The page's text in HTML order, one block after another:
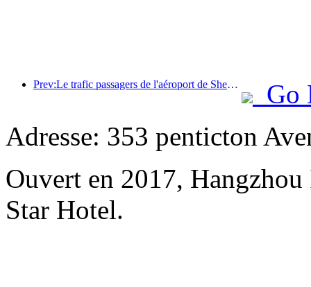
Prev:Le trafic passagers de l'aéroport de Shenzhen a dépassé les 3 millions cette année, établissant un nouveau record pour la même période.
Go
Adresse: 353 penticton
Ouvert en 2017,
Star Hotel.